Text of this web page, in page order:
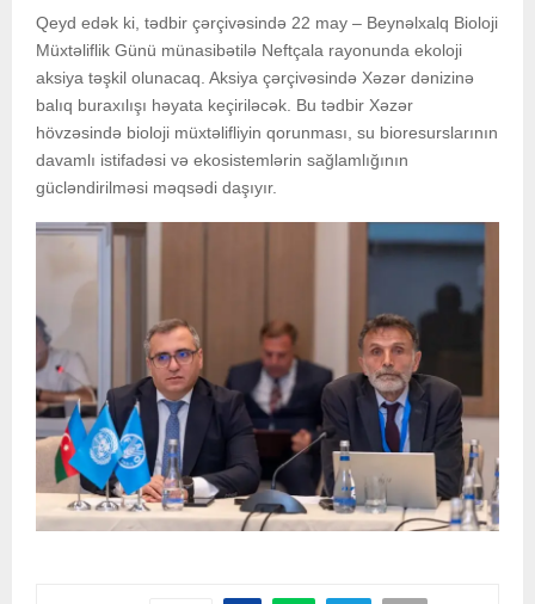
Qeyd edək ki, tədbir çərçivəsində 22 may – Beynəlxalq Bioloji
Müxtəliflik Günü münasibətilə Neftçala rayonunda ekoloji
aksiya təşkil olunacaq. Aksiya çərçivəsində Xəzər dənizinə
balıq buraxılışı həyata keçiriləcək. Bu tədbir Xəzər
hövzəsində bioloji müxtəlifliyin qorunması, su bioresurslarının
davamlı istifadəsi və ekosistemlərin sağlamlığının
gücləndirilməsi məqsədi daşıyır.